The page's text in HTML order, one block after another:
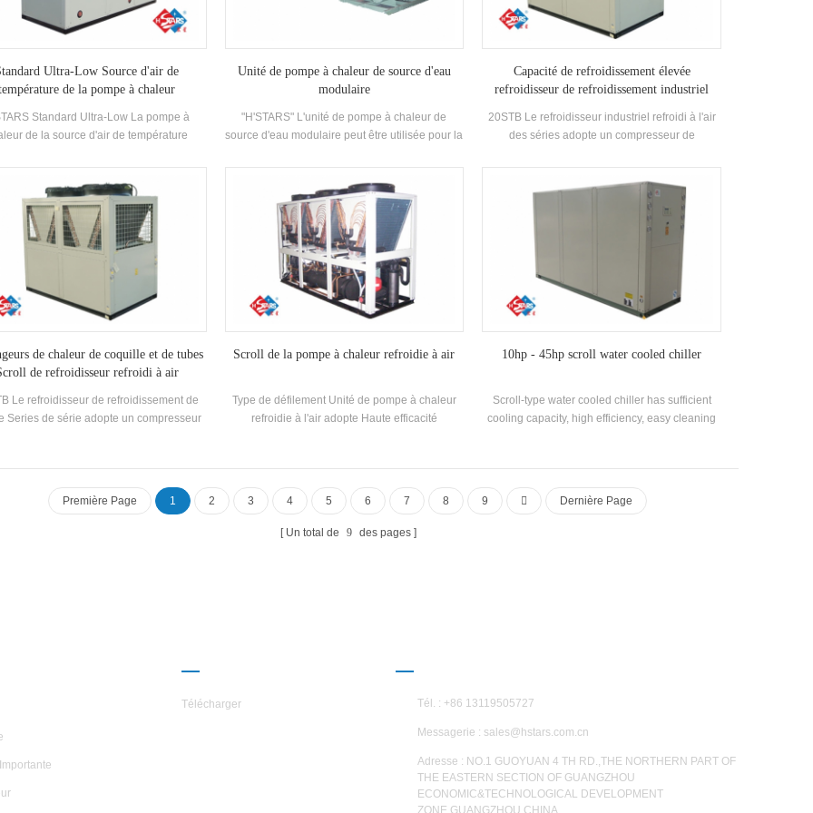
réduire considérablement l'opération Coût.
Ultra-Low Source d'air de
de la pompe à chaleur
Standard Ultra-Low La pompe à
de la source d'air de température
de -25 ℃ ~ 43, en utilisant de
source de chaleur, aucun polluants
déchargé et 55 ° C L'eau chaude est
pour répondre à la demande d'eau
entre 35-55 ° c. Fonction de chauffage,
à l'alimentation en air direct ou au
rayonnement du sol Chauffage.
Unité de pompe à chaleur de source d'eau
modulaire
"H'STARS" L'unité de pompe à chaleur de
source d'eau modulaire peut être utilisée pour la
remplacée par une machine. Le système peut
remplacer la chaudière d'origine et la
climatisation Système; La capacité de
refroidissement suffit, l'efficacité est élevée, le
nettoyage et la maintenance est facile et la note
d'efficacité énergétique est 5-1. niveau.
Capacité de refroidissement élevée
refroidisseur de refroidissement industriel
20STB Le refroidisseur industriel refroidi à l'air
des séries adopte un compresseur de
Haute-efficacité Échangeur de chaleur de coque
et de tube, utilisant R22, R407C Réfrigérant,
Efficacité énergétique Grade jusqu'à 2 niveaux
de chaleur de coquille et de tubes
de refroidisseur refroidi à air
Le refroidisseur de refroidissement de
Series de série adopte un compresseur
Échangeur de chaleur et échangeur de
de bobine, adopte R22 et r407c
réfrigérateur
Scroll de la pompe à chaleur refroidie à air
Type de défilement Unité de pompe à chaleur
refroidie à l'air adopte Haute efficacité
shell and-tube Échangeur de chaleur et
échangeur de chaleur à bobines, utilisant R22,
R134A, R407C réfrigérant
10hp - 45hp scroll water cooled chiller
Scroll-type water cooled chiller has sufficient
cooling capacity, high efficiency, easy cleaning
113400 kcal (10HP~45HP), suitable for small
and medium-sized offices, factory workshops,
hotels, villas, etc
Première Page 1 2 3 4 5 6 7 8 9 Dernière Page
Un total de 9 des pages
Télécharger Tél. : +86 13119505727
Messagerie : sales@hstars.com.cn
Adresse : NO.1 GUOYUAN 4 TH RD.,THE NORTHERN PART OF
THE EASTERN SECTION OF GUANGZHOU
ECONOMIC&TECHNOLOGICAL DEVELOPMENT
ZONE,GUANGZHOU,CHINA